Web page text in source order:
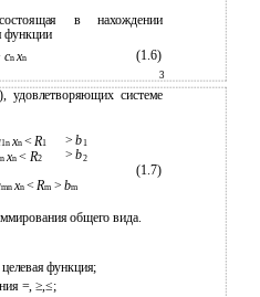
в нахождении
функции
cn хn (1.6)
3
), удовлетворяющих системе
1n xn <R1 >b1
xn< R2 >b2
(1.7)
mn xn <Rm >bm
общего вида.
функция;
=, ≥,≤;